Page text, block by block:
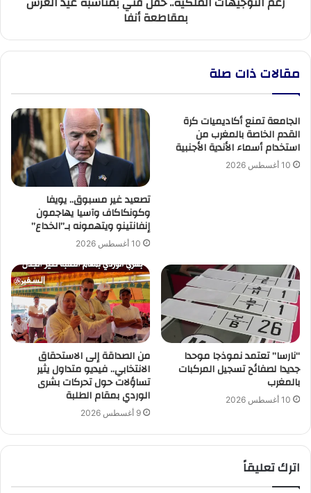
بمقاطعة أنفا
مقالات ذات صلة
الجامعة تمنع أكاديميات كرة
القدم الخاصة بالمغرب من
استخدام أسماء الأندية الأجنبية
10 أغسطس 2026
تصعيد غير مسبوق.. يويفا
وكونكاكاف وآسيا يهاجمون
إنفانتينو ويتهمونه بـ”الخداع”
10 أغسطس 2026
“نارسا” تعتمد نموذجا موحدا
جديدا لصفائح تسجيل المركبات
بالمغرب
10 أغسطس 2026
من الصداقة إلى الاستحقاق
الانتخابي.. فيديو متداول يثير
تساؤلات حول تحركات بشرى
الوردي بمقام الطلبة
9 أغسطس 2026
اترك تعليقاً